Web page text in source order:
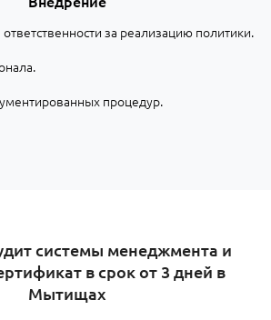
за реализацию политики.
процедур.
системы менеджмента и
в срок от 3 дней в
Мытищах